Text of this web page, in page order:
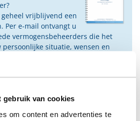
gebruik van cookies
om content en advertenties te
vrijblijvend een
Per e-mail ontvangt u
vermogensbeheerders die het
persoonlijke situatie, wensen en